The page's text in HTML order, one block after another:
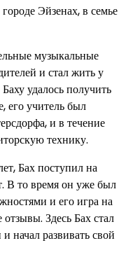
Эйзенах, в семье
музыкальные
и стал жить у
удалось получить
его учитель был
и в течение
технику.
Бах поступил на
В то время он уже был
и его игра на
Здесь Бах стал
начал развивать свой